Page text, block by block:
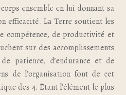
ensemble en lui donnant sa
efficacité. La Terre soutient les
compétence, de productivité et
sur des accomplissements
patience, d’endurance et de
de l’organisation font de cet
des 4. Étant l’élément le plus